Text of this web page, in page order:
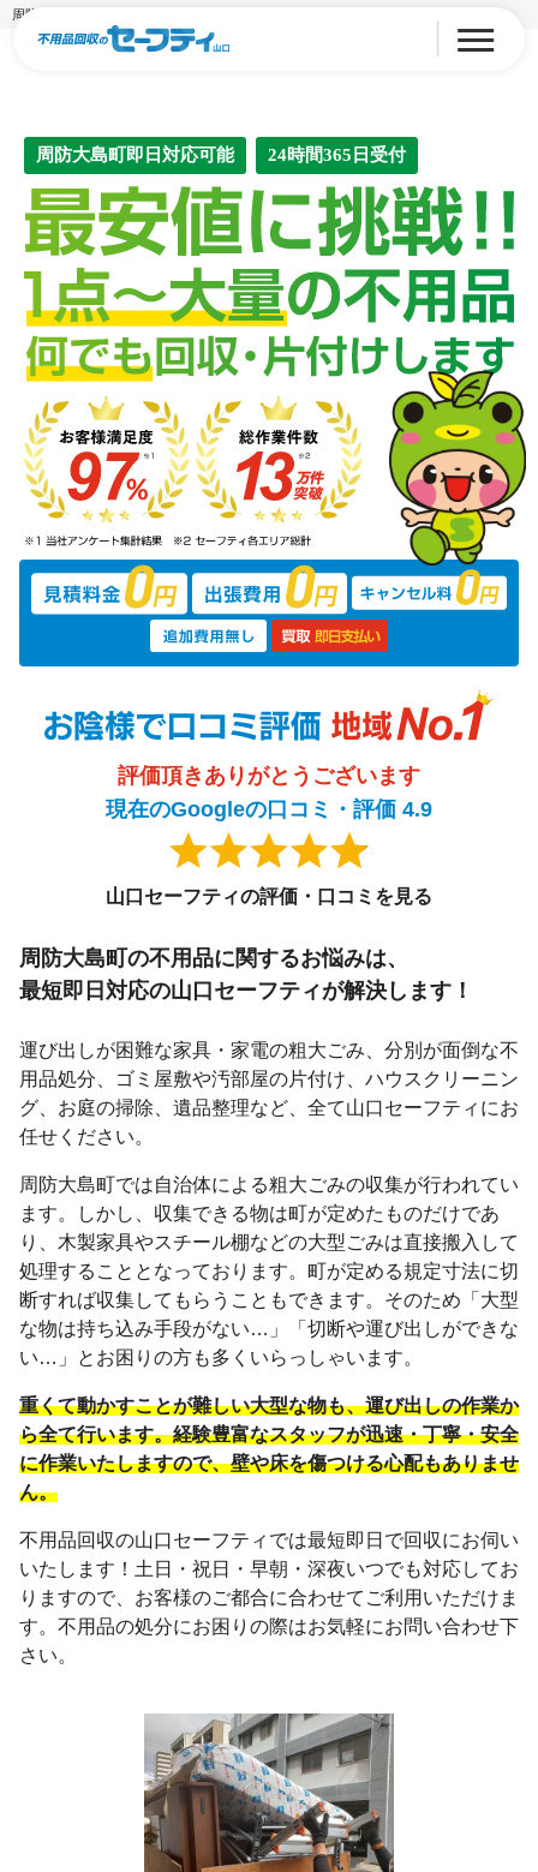
周防大島町の不用品回収・粗大ゴミ処分【最安値に挑戦】
周防大島町即日対応可能 24時間365日受付
評価頂きありがとうございます
現在のGoogleの口コミ・評価 4.9
山口セーフティの評価・口コミを見る
周防大島町の不用品に関するお悩みは、
最短即日対応の山口セーフティが解決します！
運び出しが困難な家具・家電の粗大ごみ、分別が面倒な不
用品処分、ゴミ屋敷や汚部屋の片付け、ハウスクリーニン
グ、お庭の掃除、遺品整理など、全て山口セーフティにお
任せください。
周防大島町では自治体による粗大ごみの収集が行われてい
ます。しかし、収集できる物は町が定めたものだけであ
り、木製家具やスチール棚などの大型ごみは直接搬入して
処理することとなっております。町が定める規定寸法に切
断すれば収集してもらうこともできます。そのため「大型
な物は持ち込み手段がない…」「切断や運び出しができな
い…」とお困りの方も多くいらっしゃいます。
重くて動かすことが難しい大型な物も、運び出しの作業か
ら全て行います。経験豊富なスタッフが迅速・丁寧・安全
に作業いたしますので、壁や床を傷つける心配もありませ
ん。
不用品回収の山口セーフティでは最短即日で回収にお伺い
いたします！土日・祝日・早朝・深夜いつでも対応してお
りますので、お客様のご都合に合わせてご利用いただけま
す。不用品の処分にお困りの際はお気軽にお問い合わせ下
さい。